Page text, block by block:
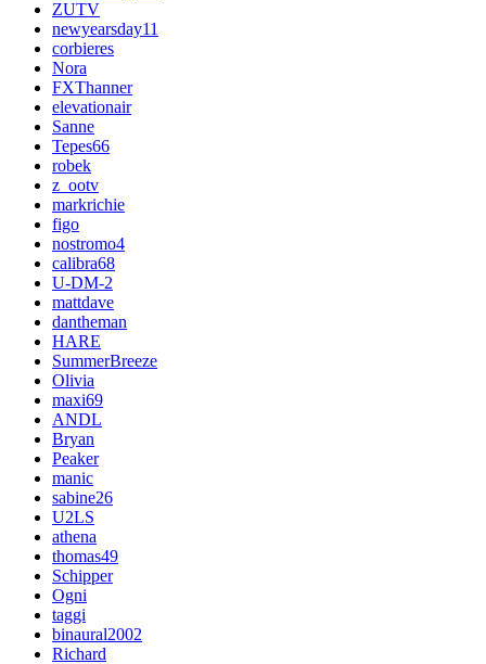
ZUTV
newyearsday11
corbieres
Nora
FXThanner
elevationair
Sanne
Tepes66
robek
z_ootv
markrichie
figo
nostromo4
calibra68
U-DM-2
mattdave
dantheman
HARE
SummerBreeze
Olivia
maxi69
ANDL
Bryan
Peaker
manic
sabine26
U2LS
athena
thomas49
Schipper
Ogni
taggi
binaural2002
Richard